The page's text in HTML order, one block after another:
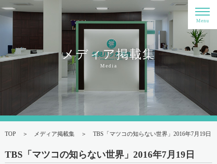
Menu
メディア掲載集
Media
TOP メディア掲載集 TBS「マツコの知らない世界」2016年7月19日
TBS「マツコの知らない世界」2016年7月19日